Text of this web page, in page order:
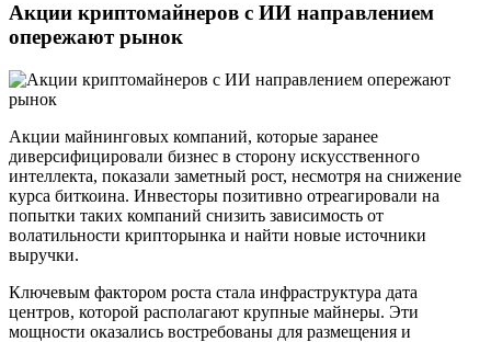
Акции криптомайнеров с ИИ направлением
опережают рынок
Акции майнинговых компаний, которые заранее
диверсифицировали бизнес в сторону искусственного
интеллекта, показали заметный рост, несмотря на снижение
курса биткоина. Инвесторы позитивно отреагировали на
попытки таких компаний снизить зависимость от
волатильности крипторынка и найти новые источники
выручки.
Ключевым фактором роста стала инфраструктура дата
центров, которой располагают крупные майнеры. Эти
мощности оказались востребованы для размещения и